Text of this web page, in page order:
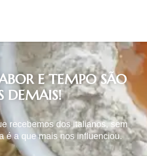
E TEMPO SÃO
DEMAIS!
recebemos dos italianos, sem
é a que mais nos influenciou.